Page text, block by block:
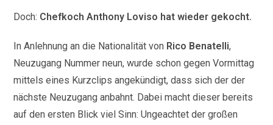
Doch: Chefkoch Anthony Loviso hat wieder gekocht.
In Anlehnung an die Nationalität von Rico Benatelli,
Neuzugang Nummer neun, wurde schon gegen Vormittag
mittels eines Kurzclips angekündigt, dass sich der der
nächste Neuzugang anbahnt. Dabei macht dieser bereits
auf den ersten Blick viel Sinn: Ungeachtet der großen